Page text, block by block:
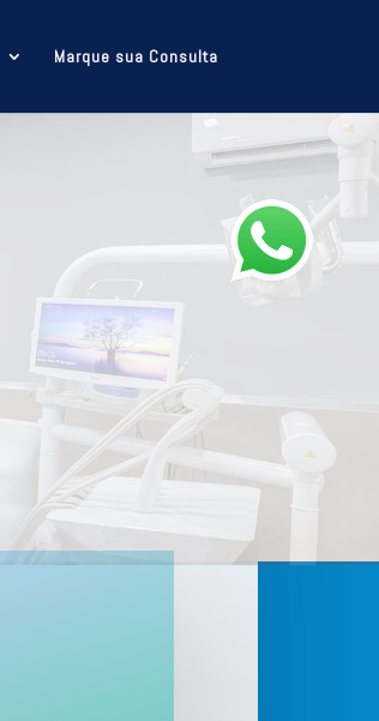
Marque sua Consulta